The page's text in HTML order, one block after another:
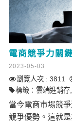
2023-05-03
瀏覽人次 : 3811
標籤：雲端進銷存
當今電商市場競
競爭優勢。這就